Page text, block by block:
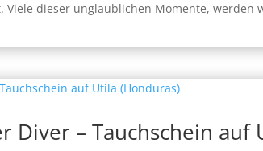
Viele dieser unglaublichen Momente, werden
Diver – Tauchschein auf